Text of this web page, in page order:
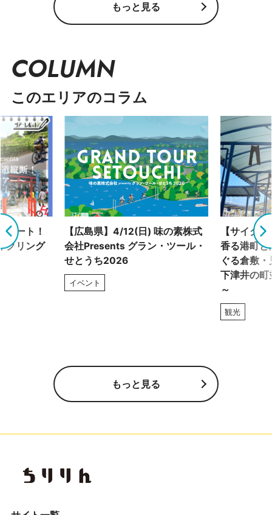
もっと見る
COLUMN
このエリアのコラム
ルート！
クリング
【広島県】4/12(日) 味の素株式
会社Presents グラン・ツール・
せとうち2026
イベント
【サイク
香る港町と
ぐる倉敷
下津井の町
～
観光
もっと見る